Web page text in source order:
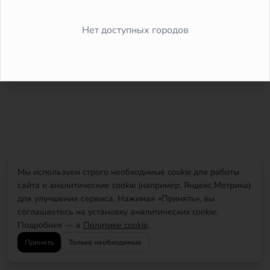
Мы используем строго необходимые cookie для работы
сайта и аналитические cookie (например, Яндекс.Метрика)
для улучшения сервиса. Нажимая «Принять», вы
соглашаетесь на установку аналитических cookie.
Подробнее — в Политике cookie.
Принять Только необходимые
Нет доступных городов